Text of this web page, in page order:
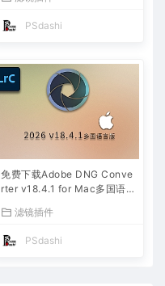
安装包摄影后期照片图片编辑
工具
PSdashi
免费下载Adobe DNG Conve
rter v18.4.1 for Mac多国语
照片格式转换器Lrc数字负片P
滤镜插件
PSdashi